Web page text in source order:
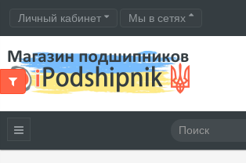
Личный кабинет Мы в сетях